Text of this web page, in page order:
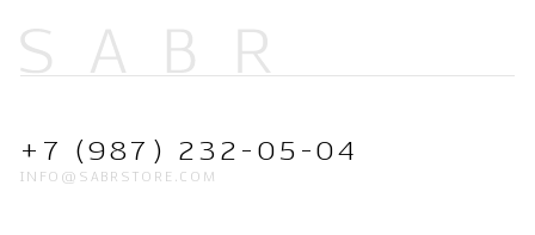
+7 (987) 232-05-04
INFO@SABRSTORE.COM